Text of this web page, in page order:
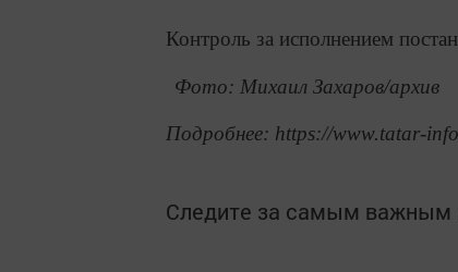
Контроль за исполнением
Фото: Михаил Захаров/архив
Подробнее: https://www.tatar-
Следите за самым важным